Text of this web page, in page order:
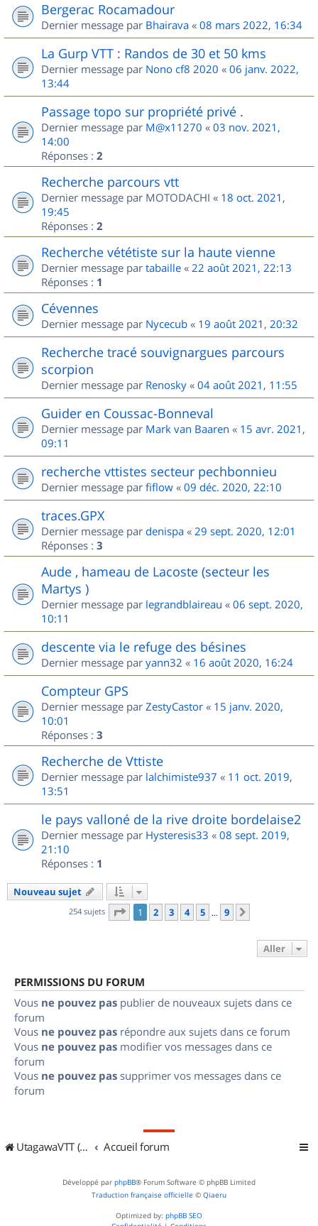
Bergerac Rocamadour
Dernier message par Bhairava « 08 mars 2022, 16:34
La Gurp VTT : Randos de 30 et 50 kms
Dernier message par Nono cf8 2020 « 06 janv. 2022,
13:44
Passage topo sur propriété privé .
Dernier message par M@x11270 « 03 nov. 2021,
14:00
Réponses : 2
Recherche parcours vtt
Dernier message par MOTODACHI « 18 oct. 2021,
19:45
Réponses : 2
Recherche vététiste sur la haute vienne
Dernier message par tabaille « 22 août 2021, 22:13
Réponses : 1
Cévennes
Dernier message par Nycecub « 19 août 2021, 20:32
Recherche tracé souvignargues parcours
scorpion
Dernier message par Renosky « 04 août 2021, 11:55
Guider en Coussac-Bonneval
Dernier message par Mark van Baaren « 15 avr. 2021,
09:11
recherche vttistes secteur pechbonnieu
Dernier message par fiflow « 09 déc. 2020, 22:10
traces.GPX
Dernier message par denispa « 29 sept. 2020, 12:01
Réponses : 3
Aude , hameau de Lacoste (secteur les
Martys )
Dernier message par legrandblaireau « 06 sept. 2020,
10:11
descente via le refuge des bésines
Dernier message par yann32 « 16 août 2020, 16:24
Compteur GPS
Dernier message par ZestyCastor « 15 janv. 2020,
10:01
Réponses : 3
Recherche de Vttiste
Dernier message par lalchimiste937 « 11 oct. 2019,
13:51
le pays valloné de la rive droite bordelaise2
Dernier message par Hysteresis33 « 08 sept. 2019,
21:10
Réponses : 1
Nouveau sujet
254 sujets Page 1sur
1 2 3 4 5 … 9
Aller
PERMISSIONS DU FORUM
Vous ne pouvez pas publier de nouveaux sujets dans ce
forum
Vous ne pouvez pas répondre aux sujets dans ce forum
Vous ne pouvez pas modifier vos messages dans ce
forum
Vous ne pouvez pas supprimer vos messages dans ce
forum
UtagawaVTT (Randos VTT et VTTAE avec traces GPS) Accueil forum
Développé par phpBB® Forum Software © phpBB Limited
Traduction française officielle © Qiaeru
Optimized by: phpBB SEO